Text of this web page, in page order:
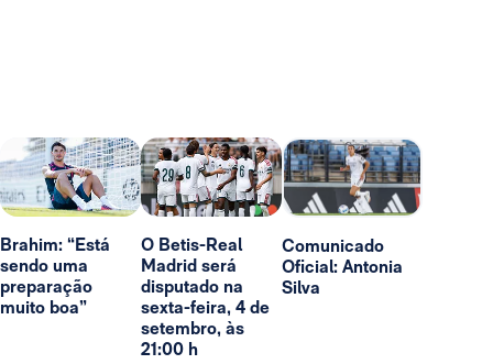
Brahim: “Está
sendo uma
preparação
muito boa”
O Betis-Real
Madrid será
disputado na
sexta-feira, 4 de
setembro, às
21:00 h
Comunicado
Oficial: Antonia
Silva